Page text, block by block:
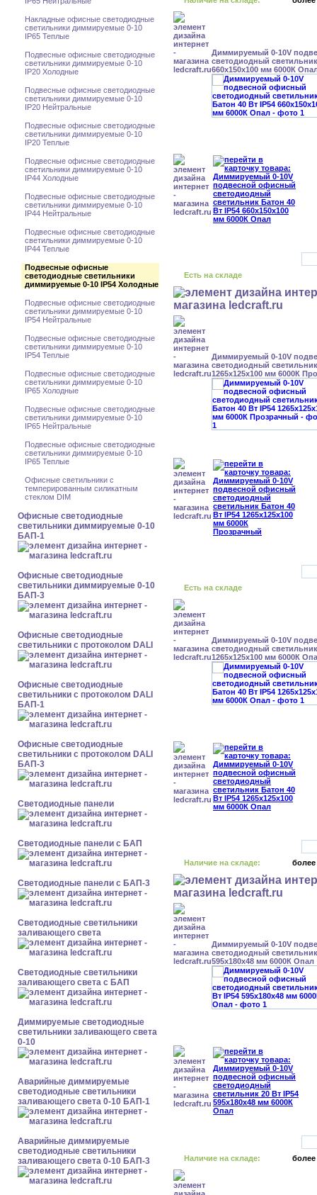
Накладные офисные светодиодные
светильники диммируемые 0-10
IP65 Теплые
Подвесные офисные светодиодные
светильники диммируемые 0-10
IP20 Холодные
Подвесные офисные светодиодные
светильники диммируемые 0-10
IP20 Нейтральные
Подвесные офисные светодиодные
светильники диммируемые 0-10
IP20 Теплые
Подвесные офисные светодиодные
светильники диммируемые 0-10
IP44 Холодные
Подвесные офисные светодиодные
светильники диммируемые 0-10
IP44 Нейтральные
Подвесные офисные светодиодные
светильники диммируемые 0-10
IP44 Теплые
Подвесные офисные
светодиодные светильники
диммируемые 0-10 IP54 Холодные
Подвесные офисные светодиодные
светильники диммируемые 0-10
IP54 Нейтральные
Подвесные офисные светодиодные
светильники диммируемые 0-10
IP54 Теплые
Подвесные офисные светодиодные
светильники диммируемые 0-10
IP65 Холодные
Подвесные офисные светодиодные
светильники диммируемые 0-10
IP65 Нейтральные
Подвесные офисные светодиодные
светильники диммируемые 0-10
IP65 Теплые
Офисные светильники с
темперированным силикатным
стеклом DIM
Офисные светодиодные
светильники диммируемые 0-10
БАП-1
Офисные светодиодные
светильники диммируемые 0-10
БАП-3
Офисные светодиодные
светильники с протоколом DALI
Офисные светодиодные
светильники с протоколом DALI
БАП-1
Офисные светодиодные
светильники с протоколом DALI
БАП-3
Cветодиодные панели
Cветодиодные панели с БАП
Cветодиодные панели с БАП-3
Светодиодные светильники
заливающего света
Светодиодные светильники
заливающего света с БАП
Диммируемые светодиодные
светильники заливающего света
0-10
Аварийные диммируемые
светодиодные светильники
заливающего света 0-10 БАП-1
Аварийные диммируемые
светодиодные светильники
заливающего света 0-10 БАП-3
Диммируемый 0-10V
светодиодный
660x150x100 мм 6000К
Есть на складе
Диммируемый 0-10V
светодиодный
1265x125x100 мм 6000К
Есть на складе
Диммируемый 0-10V
светодиодный
1265x125x100 мм 6000К
Наличие на складе: более
Диммируемый 0-10V
светодиодный
595x180x48 мм 6000К Опал
Наличие на складе: более